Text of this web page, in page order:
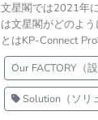
文星閣では2021年
は文星閣がどのよ
とはKP-Connect
Our FACTORY（
Solution（ソリ